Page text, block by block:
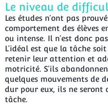
Le niveau de
Les études n’ont pas
comportement des élèves
ou intense. Il n’est donc
L’idéal est que la tâche
retenir leur attention et
motricité. S’ils
quelques mouvements de
dur pour eux, ils ne seront
tâche.